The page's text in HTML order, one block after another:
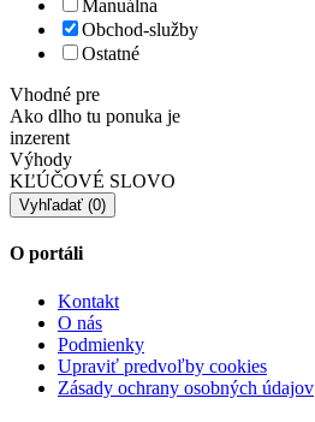
Manuálna
Obchod-služby
Ostatné
Vhodné pre
Ako dlho tu ponuka je
inzerent
Výhody
KĽÚČOVÉ SLOVO
O portáli
Kontakt
O nás
Podmienky
Upraviť predvoľby cookies
Zásady ochrany osobných údajov